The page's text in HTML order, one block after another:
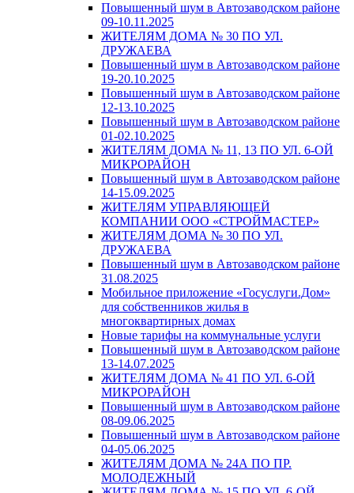
Повышенный шум в Автозаводском районе
09-10.11.2025
ЖИТЕЛЯМ ДОМА № 30 ПО УЛ.
ДРУЖАЕВА
Повышенный шум в Автозаводском районе
19-20.10.2025
Повышенный шум в Автозаводском районе
12-13.10.2025
Повышенный шум в Автозаводском районе
01-02.10.2025
ЖИТЕЛЯМ ДОМА № 11, 13 ПО УЛ. 6-ОЙ
МИКРОРАЙОН
Повышенный шум в Автозаводском районе
14-15.09.2025
ЖИТЕЛЯМ УПРАВЛЯЮЩЕЙ
КОМПАНИИ ООО «СТРОЙМАСТЕР»
ЖИТЕЛЯМ ДОМА № 30 ПО УЛ.
ДРУЖАЕВА
Повышенный шум в Автозаводском районе
31.08.2025
Мобильное приложение «Госуслуги.Дом»
для собственников жилья в
многоквартирных домах
Новые тарифы на коммунальные услуги
Повышенный шум в Автозаводском районе
13-14.07.2025
ЖИТЕЛЯМ ДОМА № 41 ПО УЛ. 6-ОЙ
МИКРОРАЙОН
Повышенный шум в Автозаводском районе
08-09.06.2025
Повышенный шум в Автозаводском районе
04-05.06.2025
ЖИТЕЛЯМ ДОМА № 24А ПО ПР.
МОЛОДЕЖНЫЙ